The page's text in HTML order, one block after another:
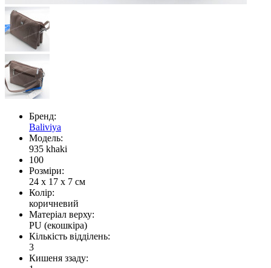
Бренд:
Baliviya
Модель:
935 khaki
100
Розміри:
24 x 17 x 7 см
Колір:
коричневий
Матеріал верху:
PU (екошкіра)
Кількість відділень:
3
Кишеня ззаду: